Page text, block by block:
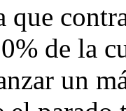
de la
un